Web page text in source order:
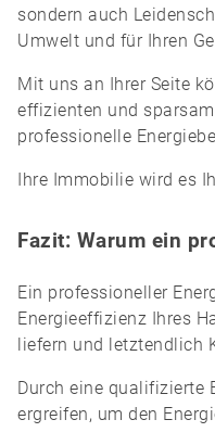
sondern auch
Umwelt und für Ihren
Mit uns an Ihrer Seite
effizienten und
professionelle
Ihre Immobilie wird es
Fazit: Warum ein
Ein professioneller
Energieeffizienz Ihres
liefern und letztendlich
Durch eine qualifizierte
ergreifen, um den